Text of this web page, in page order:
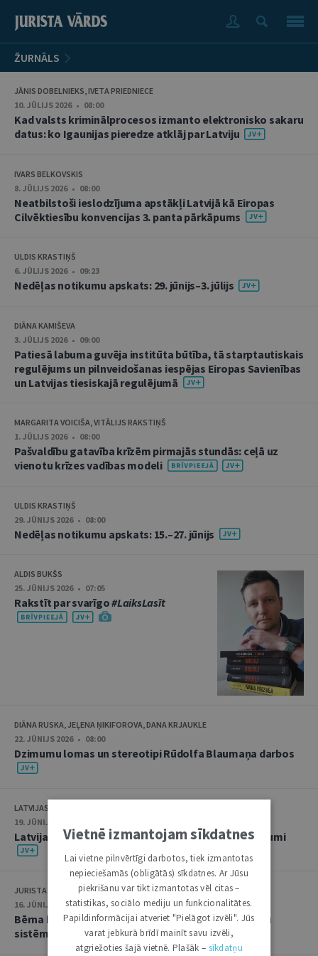
ŽURNĀLS
JĀNIS DOBELNIEKS, IVETA PRIEDNIECE
10. JŪLIJS 2026 • 08:00
Kad valsts kriminālprocesos izmanto elektronisko sakaru
datus: ko Igaunijas pieredze atklāj par Latviju
IVARS BELKOVSKIS
8. JŪLIJS 2026 • 08:00
Neatbilstoši ieslodzījuma apstākļi Latvijā kā Eiropas
Cilvēktiesību konvencijas 3. panta pārkāpums
ULDIS KRASTIŅŠ
6. JŪLIJS 2026 • 09:23
Nedēļas notikumu apskats: 29. jūnijs–3. jūlijs
DIĀNA KAMIŠEVA
3. JŪLIJS 2026 • 09:00
Patiesā labuma guvēja institūta būtība, tā starptautiskais
regulējums un pilnveidošanas iespējas Eiropas Savienības
un Latvijas tiesiskajā regulējumā
MARGARITA VOICIŠA, VITĀLIJS RAKSTIŅŠ
1. JŪLIJS 2026 • 08:00
Pašvaldību gatavība krīzēm pirmajās stundās: ceļā uz
vienotu krīzes vadības modeli
ULDIS KRASTIŅŠ
29. JŪNIJS 2026 • 08:00
Nedēļas notikumu apskats: 15.–27. jūnijs
ALDIS BUKŠS
25. JŪNIJS 2026 • 07:05
Rakstīt par svarīgo#LaiksLasīt
DIĀNA RUSKA, JEĻENA ŅIKIFOROVA, DANA KRJAUKLE
22. JŪNIJS 2026 • 08:00
Dzimumu lomas un stereotipi Rūdolfa Blaumaņa darbos
LATVIJAS ZVĒRINĀTU ADVOKĀTU PADOME
19. JŪNIJS 2026 • 09:00
Latvijas Zvērinātu advokātu padomes aktuālie lēmumi
JURISTA VĀRDS
16. JŪNIJS 2026 • 08:15
Bērna balss un starptautiskie līgumi Latvijas tiesību
sistēmā
Vietnē izmantojam sīkdatnes
Lai vietne pilnvērtīgi darbotos, tiek izmantotas
nepieciešamās (obligātās) sīkdatnes. Ar Jūsu
piekrišanu var tikt izmantotas vēl citas –
statistikas, sociālo mediju un funkcionalitātes.
Papildinformācijai atveriet "Pielāgot izvēli". Jūs
varat jebkurā brīdī mainīt savu izvēli,
atgriežoties šajā vietnē. Plašāk – sīkdatņu